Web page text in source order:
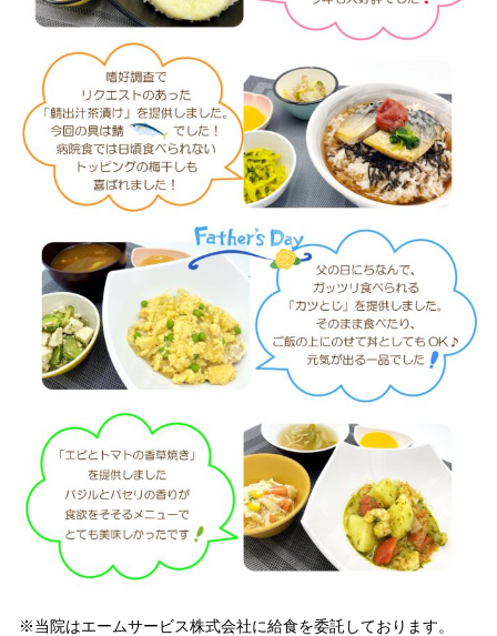
※当院はエームサービス株式会社に給食を委託しております。